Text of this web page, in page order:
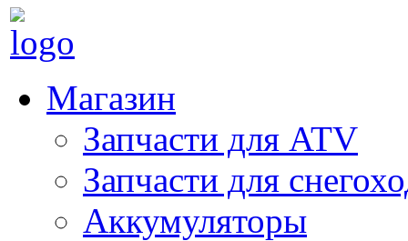
Магазин
Запчасти для ATV
Запчасти для
Аккумуляторы